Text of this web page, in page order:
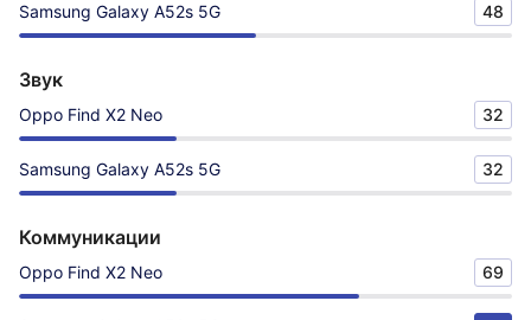
Samsung Galaxy A52s 5G 48
Звук
Oppo Find X2 Neo 32
Samsung Galaxy A52s 5G 32
Коммуникации
Oppo Find X2 Neo 69